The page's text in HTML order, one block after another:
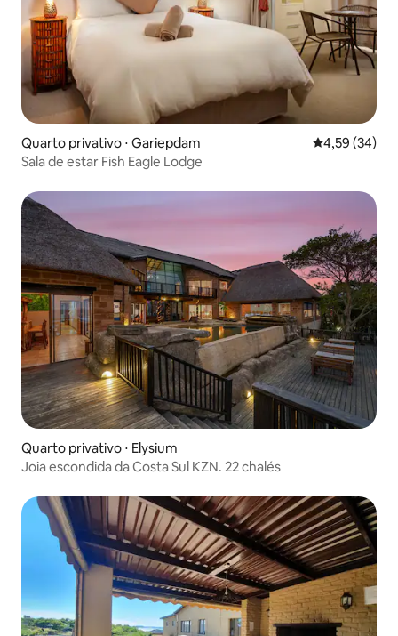
Quarto privativo ⋅ Gariepdam 4,59 de uma
4,59 (34)
Sala de estar Fish Eagle Lodge
Quarto privativo ⋅ Elysium
Joia escondida da Costa Sul KZN. 22 chalés